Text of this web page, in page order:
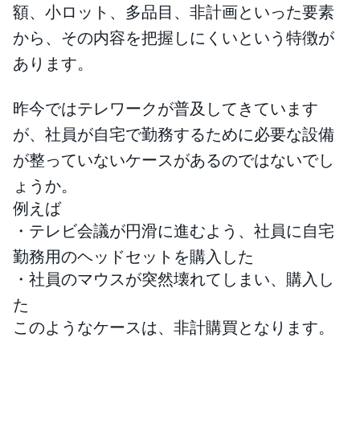
額、小ロット、多品目、非計画といった要素
から、その内容を把握しにくいという特徴が
あります。
昨今ではテレワークが普及してきています
が、社員が自宅で勤務するために必要な設備
が整っていないケースがあるのではないでし
ょうか。
例えば
・テレビ会議が円滑に進むよう、社員に自宅
勤務用のヘッドセットを購入した
・社員のマウスが突然壊れてしまい、購入し
た
このようなケースは、非計購買となります。